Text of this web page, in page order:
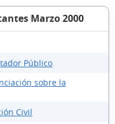
Marzo 2000
Público
sobre la
Civil